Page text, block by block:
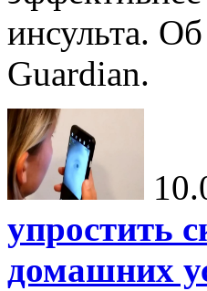
инсульта.
Guardian.
упростить
домашних